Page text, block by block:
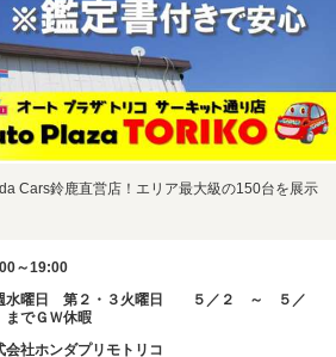
Cars鈴鹿直営店！エリア最大級の150台を展示
～19:00
水曜日 第２・３火曜日 ５／２ ～ ５／
でＧＷ休暇
会社ホンダプリモトリコ